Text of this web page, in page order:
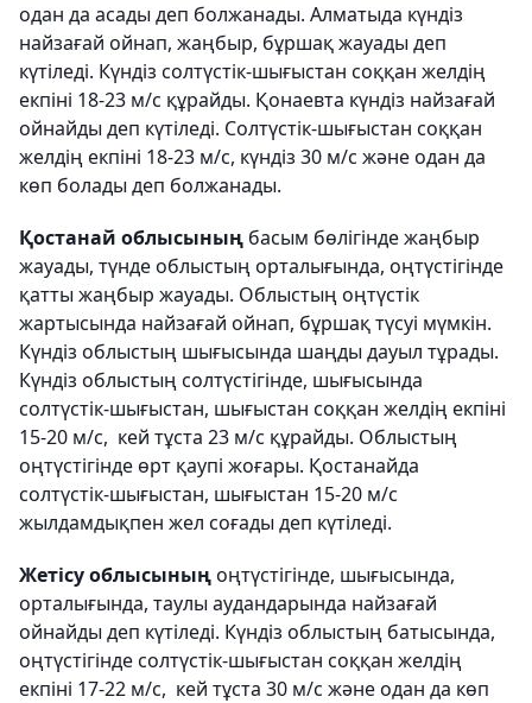
одан да асады деп болжанады. Алматыда күндіз
найзағай ойнап, жаңбыр, бұршақ жауады деп
күтіледі. Күндіз солтүстік-шығыстан соққан желдің
екпіні 18-23 м/с құрайды. Қонаевта күндіз найзағай
ойнайды деп күтіледі. Солтүстік-шығыстан соққан
желдің екпіні 18-23 м/с, күндіз 30 м/с және одан да
көп болады деп болжанады.
Қостанай облысының басым бөлігінде жаңбыр
жауады, түнде облыстың орталығында, оңтүстігінде
қатты жаңбыр жауады. Облыстың оңтүстік
жартысында найзағай ойнап, бұршақ түсуі мүмкін.
Күндіз облыстың шығысында шаңды дауыл тұрады.
Күндіз облыстың солтүстігінде, шығысында
солтүстік-шығыстан, шығыстан соққан желдің екпіні
15-20 м/с, кей тұста 23 м/с құрайды. Облыстың
оңтүстігінде өрт қаупі жоғары. Қостанайда
солтүстік-шығыстан, шығыстан 15-20 м/с
жылдамдықпен жел соғады деп күтіледі.
Жетісу облысыныңоңтүстігінде, шығысында,
орталығында, таулы аудандарында найзағай
ойнайды деп күтіледі. Күндіз облыстың батысында,
оңтүстігінде солтүстік-шығыстан соққан желдің
екпіні 17-22 м/с, кей тұста 30 м/с және одан да көп